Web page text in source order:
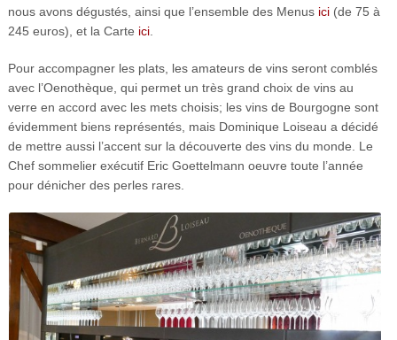
nous avons dégustés, ainsi que l’ensemble des Menus ici (de 75 à
245 euros), et la Carte ici.
Pour accompagner les plats, les amateurs de vins seront comblés
avec l’Oenothèque, qui permet un très grand choix de vins au
verre en accord avec les mets choisis; les vins de Bourgogne sont
évidemment biens représentés, mais Dominique Loiseau a décidé
de mettre aussi l’accent sur la découverte des vins du monde. Le
Chef sommelier exécutif Eric Goettelmann oeuvre toute l’année
pour dénicher des perles rares.